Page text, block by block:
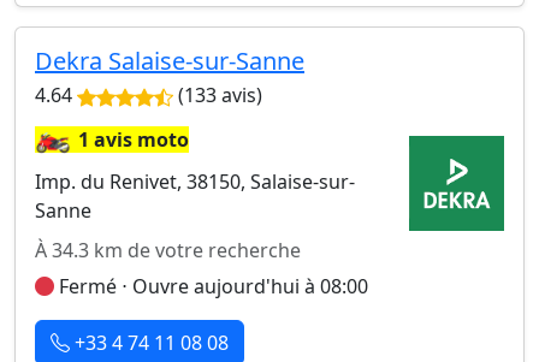
Dekra Salaise-sur-Sanne
4.64 (133 avis)
🏍️1 avis moto
Imp. du Renivet, 38150, Salaise-sur-
Sanne
À 34.3 km de votre recherche
Fermé ⋅ Ouvre aujourd'hui à 08:00
+33 4 74 11 08 08